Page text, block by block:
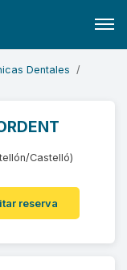
Dentales
Castelló)
reserva